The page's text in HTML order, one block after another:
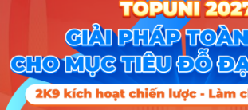
A00; A01; C01; D01; D03;
A00; A01; C01; D01; D03; B04; B08;
A00; A01; C01; D01; D03; B04; B08;